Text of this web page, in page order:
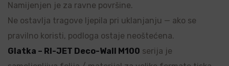
Namijenjen je za ravne površine.
Ne ostavlja tragove ljepila pri uklanjanju — ako se
pravilno koristi, podloga ostaje neoštećena.
Glatka – RI-JET Deco-Wall M100 serija je